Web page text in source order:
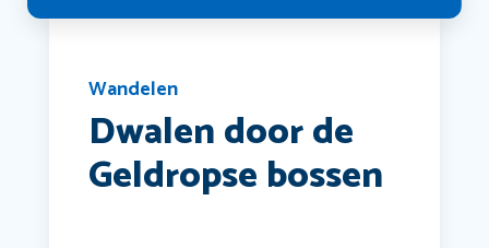
Wandelen
Dwalen door de
Geldropse bossen